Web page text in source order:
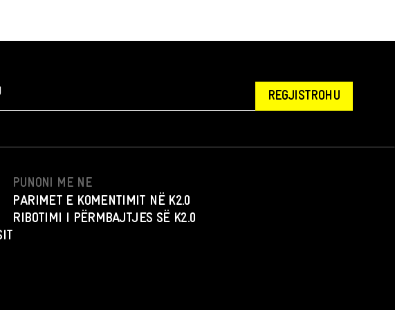
REGJISTROHU
PUNONI ME NE
PARIMET E KOMENTIMIT NË K2.0
RIBOTIMI I PËRMBAJTJES SË K2.0